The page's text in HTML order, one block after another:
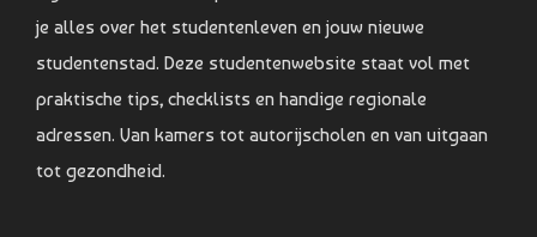
je alles over het studentenleven en jouw nieuwe
studentenstad. Deze studentenwebsite staat vol met
praktische tips, checklists en handige regionale
adressen. Van kamers tot autorijscholen en van uitgaan
tot gezondheid.